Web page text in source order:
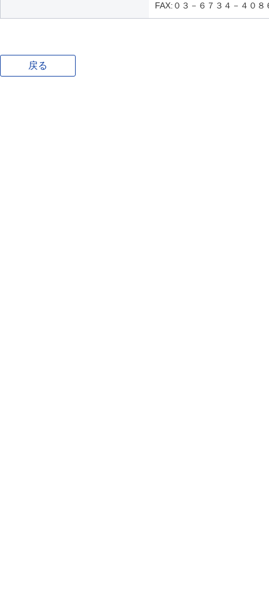
FAX:０３－６７３４－４０８